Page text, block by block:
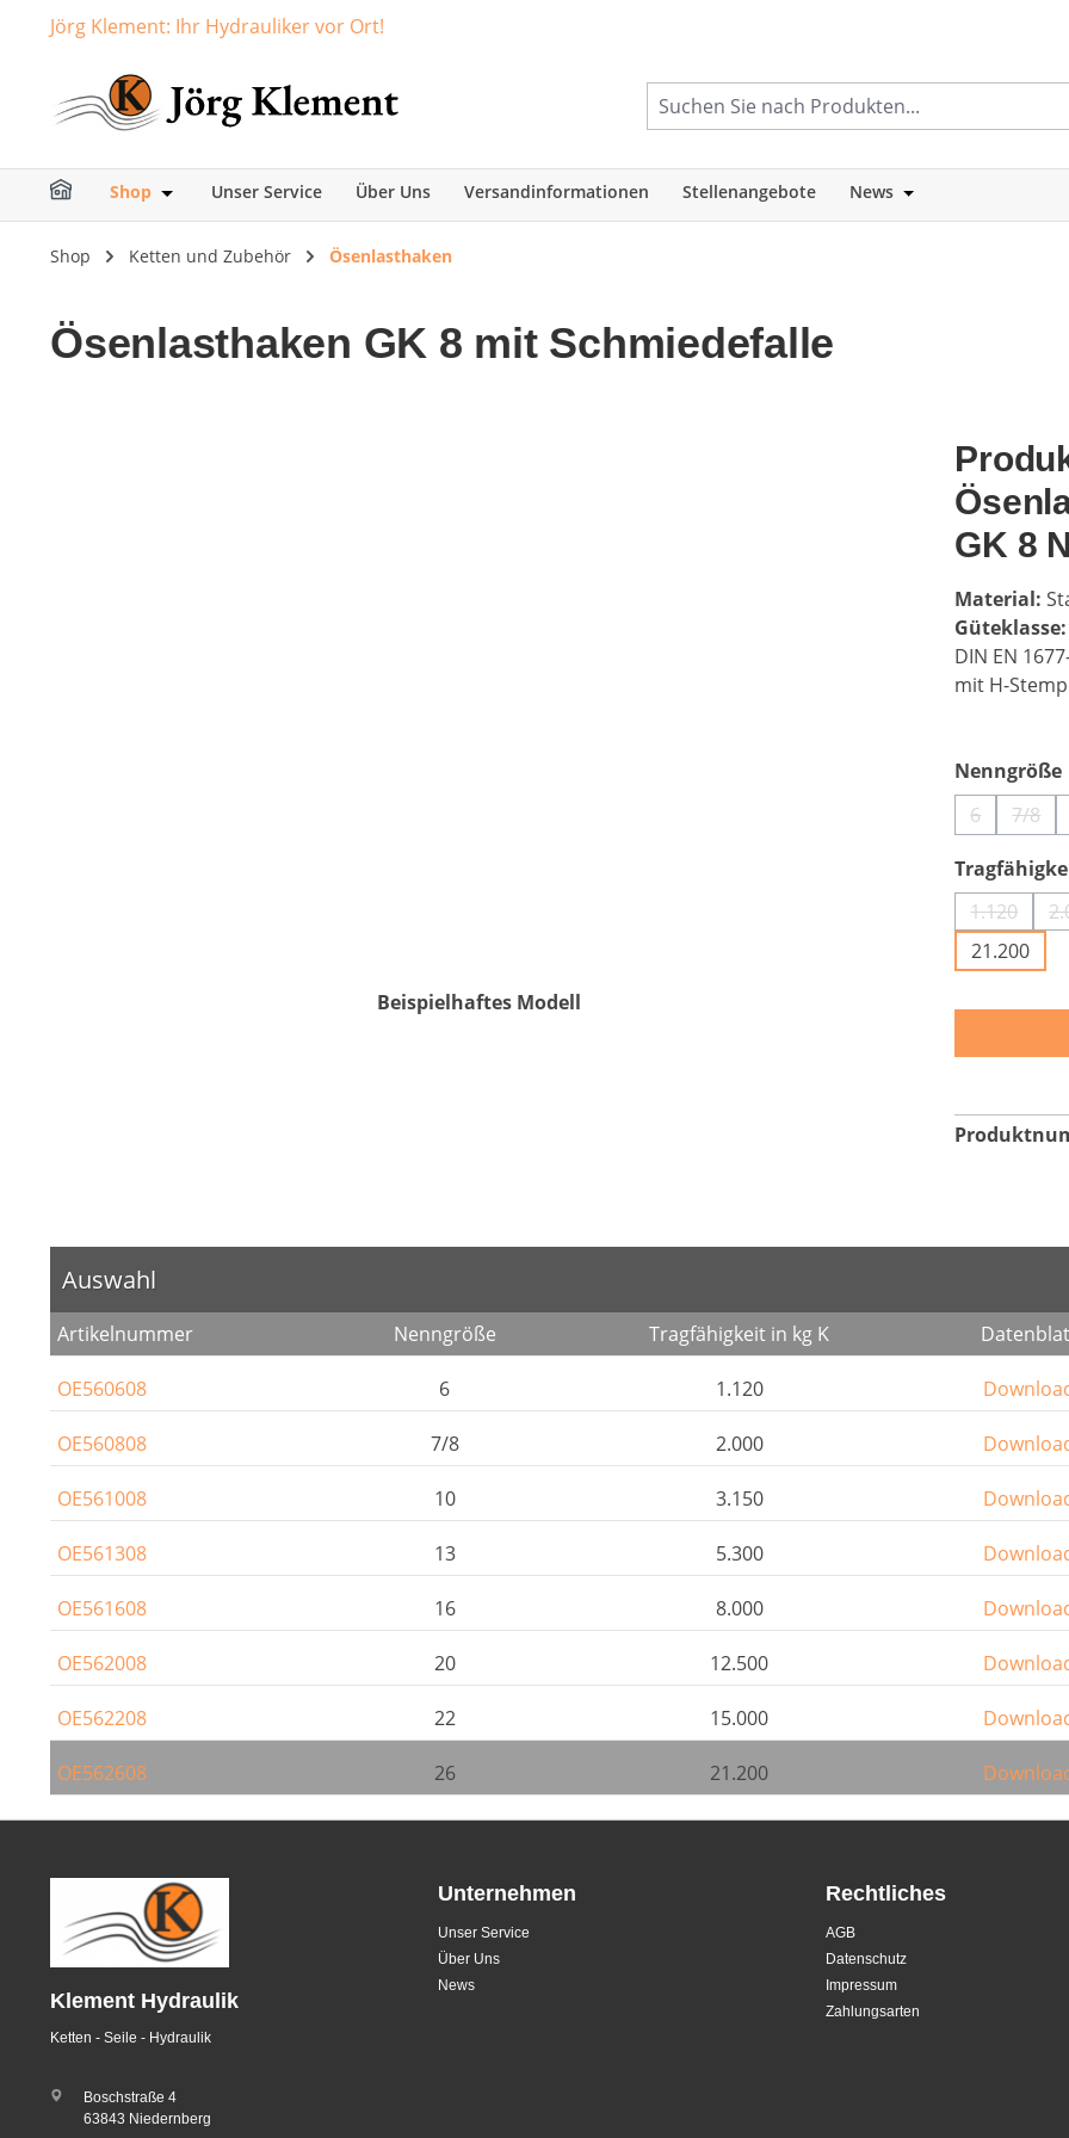
Zur Hauptnavigation springen
Jörg Klement: Ihr Hydrauliker vor Ort!
Shop Öffne oder Schließe das Dropdown der Kategorie Shop
Unser Service Über Uns Versandinformationen Stellenangebote News Öffne oder
Shop Ketten und Zubehör Ösenlasthaken
Ösenlasthaken GK 8 mit Schmiedefalle
Beispielhaftes Modell
GK 8
Material:
DIN EN
mit H-
Nenngröße
6(Diese7/8
1.120(Diese
21.200
Auswahl
Artikelnummer Nenngröße Tragfähigkeit in kg K
OE560608 6 1.120
OE560808 7/8 2.000
OE561008 10 3.150
OE561308 13 5.300
OE561608 16 8.000
OE562008 20 12.500
OE562208 22 15.000
OE562608 26 21.200
Klement Hydraulik
Ketten - Seile - Hydraulik
Boschstraße 4
63843 Niedernberg
Unternehmen
Unser Service
Über Uns
News
Rechtliches
AGB
Datenschutz
Impressum
Zahlungsarten